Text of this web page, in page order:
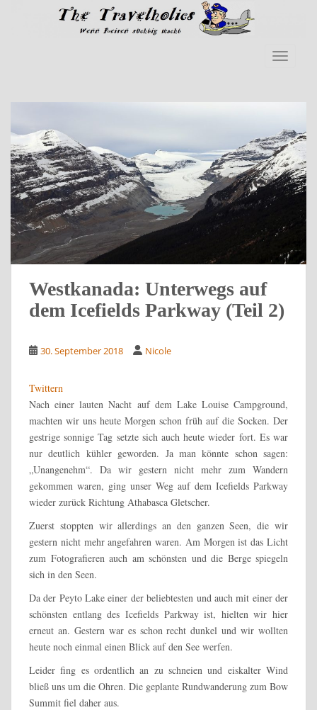
Skip to main content
Westkanada: Unterwegs auf
dem Icefields Parkway (Teil 2)
30. September 2018 Nicole
Twittern
Nach einer lauten Nacht auf dem Lake Louise Campground,
machten wir uns heute Morgen schon früh auf die Socken. Der
gestrige sonnige Tag setzte sich auch heute wieder fort. Es war
nur deutlich kühler geworden. Ja man könnte schon sagen:
„Unangenehm“. Da wir gestern nicht mehr zum Wandern
gekommen waren, ging unser Weg auf dem Icefields Parkway
wieder zurück Richtung Athabasca Gletscher.
Zuerst stoppten wir allerdings an den ganzen Seen, die wir
gestern nicht mehr angefahren waren. Am Morgen ist das Licht
zum Fotografieren auch am schönsten und die Berge spiegeln
sich in den Seen.
Da der Peyto Lake einer der beliebtesten und auch mit einer der
schönsten entlang des Icefields Parkway ist, hielten wir hier
erneut an. Gestern war es schon recht dunkel und wir wollten
heute noch einmal einen Blick auf den See werfen.
Leider fing es ordentlich an zu schneien und eiskalter Wind
bließ uns um die Ohren. Die geplante Rundwanderung zum Bow
Summit fiel daher aus.